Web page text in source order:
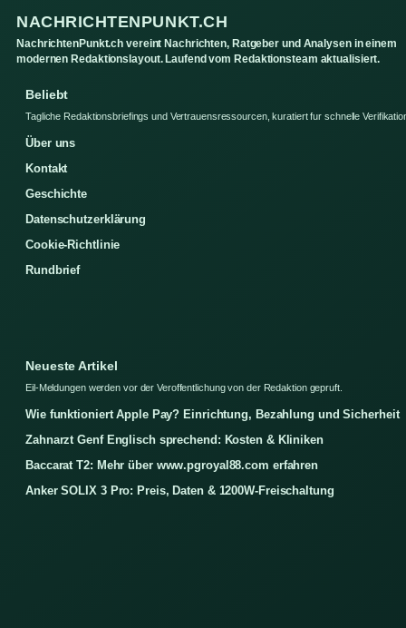
NACHRICHTENPUNKT.CH
NachrichtenPunkt.ch vereint Nachrichten, Ratgeber und Analysen in einem
modernen Redaktionslayout. Laufend vom Redaktionsteam aktualisiert.
Beliebt
Tagliche Redaktionsbriefings und Vertrauensressourcen, kuratiert fur schnelle
Über uns
Kontakt
Geschichte
Datenschutzerklärung
Cookie-Richtlinie
Rundbrief
Neueste Artikel
Eil-Meldungen werden vor der Veroffentlichung von der Redaktion gepruft.
Wie funktioniert Apple Pay? Einrichtung, Bezahlung und Sicherheit
Zahnarzt Genf Englisch sprechend: Kosten & Kliniken
Baccarat T2: Mehr über www.pgroyal88.com erfahren
Anker SOLIX 3 Pro: Preis, Daten & 1200W-Freischaltung